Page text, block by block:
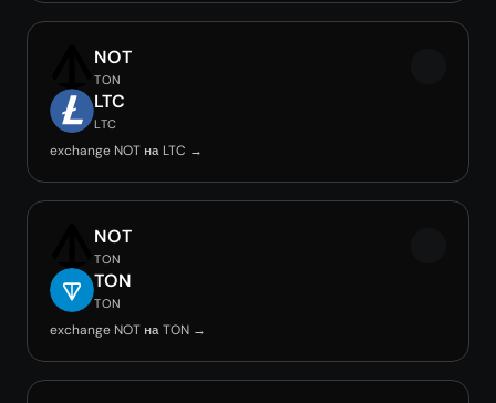
NOT
TON
LTC
LTC
exchange NOT на LTC →
NOT
TON
TON
TON
exchange NOT на TON →